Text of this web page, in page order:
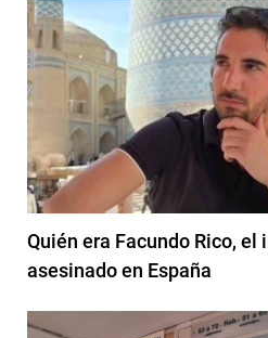
Quién era Facundo Rico,
asesinado en España